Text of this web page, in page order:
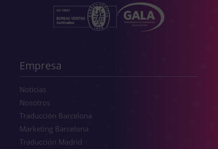
Empresa
Noticias
Nosotros
Traducción Barcelona
Marketing Barcelona
Traducción Madrid